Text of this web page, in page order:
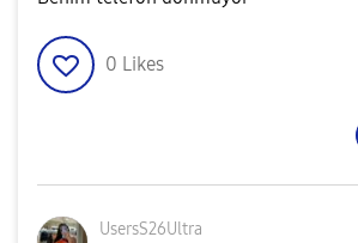
0 Likes
UsersS26Ultra